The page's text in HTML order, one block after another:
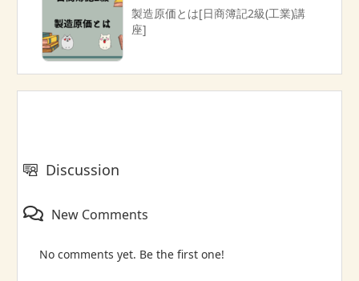
製造原価とは[日商簿記2級(工業)講
座]
Discussion
New Comments
No comments yet. Be the first one!